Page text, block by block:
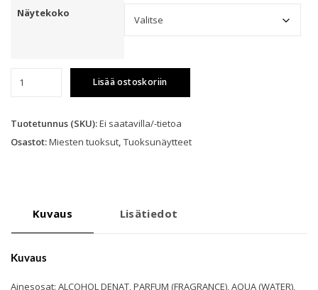
Näytekoko
Reef
ExdP
Lisää ostoskoriin
Tuotetunnus (SKU):Ei saatavilla/-tietoa
Osastot:Miesten tuoksut, Tuoksunäytteet
Kuvaus Lisätiedot
Kuvaus
Ainesosat: ALCOHOL DENAT, PARFUM (FRAGRANCE), AQUA (WATER),